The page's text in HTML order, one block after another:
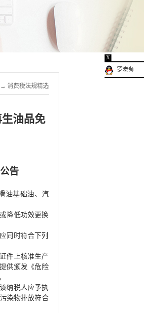
→ 消费税法规精选
油品免
告
油基础油、汽
降低功效更换
同时符合下列
件上核准生产
供颁发《危险
纳税人应予执
染物排放符合
X
罗老师